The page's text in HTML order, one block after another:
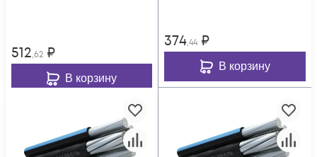
512,62 ₽
В корзину
374,44 ₽
В корзину